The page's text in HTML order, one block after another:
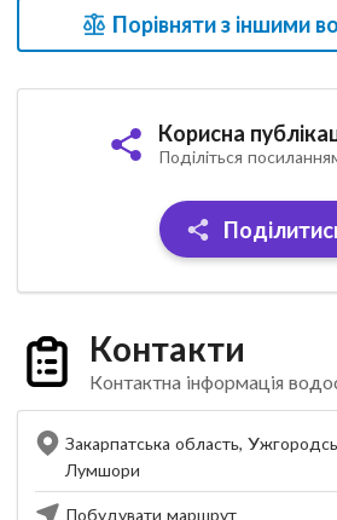
Порівняти з іншими
Корисна
Поділіться
Контакти
Контактна інформація
Закарпатська область,
Лумшори
Побудувати маршрут